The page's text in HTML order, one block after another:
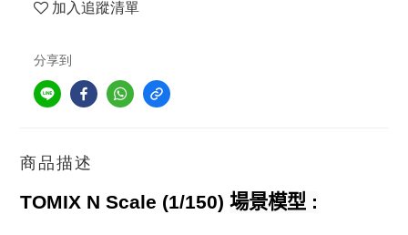
加入追蹤清單
分享到
商品描述
TOMIX N Scale (1/150) 場景模型 :